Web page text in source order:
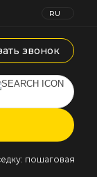
RU
звонок
пошаговая